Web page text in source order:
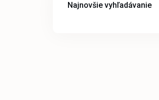
Najnovšie vyhľadávanie